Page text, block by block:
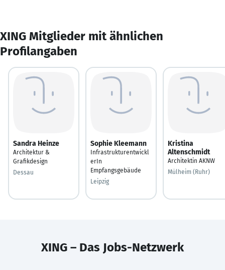
XING Mitglieder mit ähnlichen
Profilangaben
Sandra Heinze
Architektur &
Grafikdesign
Dessau
Sophie Kleemann
Infrastrukturentwickl
erIn
Empfangsgebäude
Leipzig
Kristina
Altenschmidt
Architektin AKNW
Mülheim (Ruhr)
XING – Das Jobs-Netzwerk